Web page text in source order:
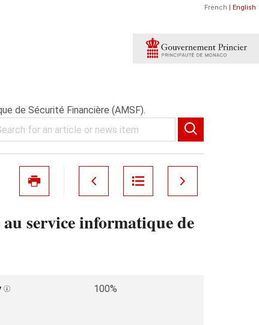
French | English
de Sécurité Financière (AMSF).
service informatique de
100%